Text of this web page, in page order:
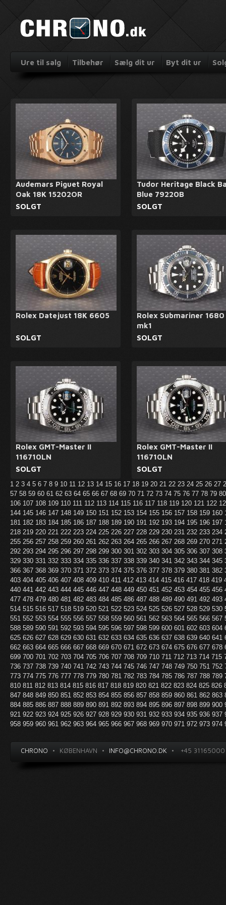
Ure til salg Tilbehør Sælg dit ur Byt dit ur
Audemars Piguet Royal
Oak 18K 15202OR
SOLGT
Tudor Heritage Black
Blue 79220B
SOLGT
Rolex Datejust 18K 6605
SOLGT
Rolex Submariner 1680
mk1
SOLGT
Rolex GMT-Master II
116710LN
SOLGT
Rolex GMT-Master II
116710LN
SOLGT
1 2 3 4 5 6 7 8 9 10 11 12 13 14 15 16 17 18 19 20 21 22 23 24 25 26 27
57 58 59 60 61 62 63 64 65 66 67 68 69 70 71 72 73 74 75 76 77 78 79
106 107 108 109 110 111 112 113 114 115 116 117 118 119 120 121 122
144 145 146 147 148 149 150 151 152 153 154 155 156 157 158 159 160
181 182 183 184 185 186 187 188 189 190 191 192 193 194 195 196 197
218 219 220 221 222 223 224 225 226 227 228 229 230 231 232 233 234
255 256 257 258 259 260 261 262 263 264 265 266 267 268 269 270 271
292 293 294 295 296 297 298 299 300 301 302 303 304 305 306 307 308
329 330 331 332 333 334 335 336 337 338 339 340 341 342 343 344 345
366 367 368 369 370 371 372 373 374 375 376 377 378 379 380 381 382
403 404 405 406 407 408 409 410 411 412 413 414 415 416 417 418 419
440 441 442 443 444 445 446 447 448 449 450 451 452 453 454 455 456
477 478 479 480 481 482 483 484 485 486 487 488 489 490 491 492 493
514 515 516 517 518 519 520 521 522 523 524 525 526 527 528 529 530
551 552 553 554 555 556 557 558 559 560 561 562 563 564 565 566 567
588 589 590 591 592 593 594 595 596 597 598 599 600 601 602 603 604
625 626 627 628 629 630 631 632 633 634 635 636 637 638 639 640 641
662 663 664 665 666 667 668 669 670 671 672 673 674 675 676 677 678
699 700 701 702 703 704 705 706 707 708 709 710 711 712 713 714 715
736 737 738 739 740 741 742 743 744 745 746 747 748 749 750 751 752
773 774 775 776 777 778 779 780 781 782 783 784 785 786 787 788 789
810 811 812 813 814 815 816 817 818 819 820 821 822 823 824 825 826
847 848 849 850 851 852 853 854 855 856 857 858 859 860 861 862 863
884 885 886 887 888 889 890 891 892 893 894 895 896 897 898 899 900
921 922 923 924 925 926 927 928 929 930 931 932 933 934 935 936 937
958 959 960 961 962 963 964 965 966 967 968 969 970 971 972 973 974
CHRONO • KØBENHAVN • INFO@CHRONO.DK • +45 31165000